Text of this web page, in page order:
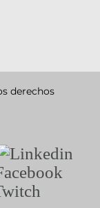
derechos